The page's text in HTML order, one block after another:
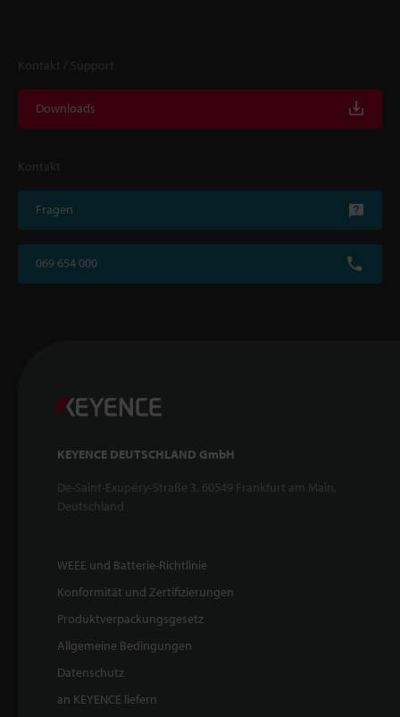
Kontakt / Support
Downloads
Kontakt
Fragen
069 654 000
KEYENCE DEUTSCHLAND GmbH
De-Saint-Exupéry-Straße 3, 60549 Frankfurt am Main,
Deutschland
WEEE und Batterie-Richtlinie
Konformität und Zertifizierungen
Produktverpackungsgesetz
Allgemeine Bedingungen
Datenschutz
an KEYENCE liefern